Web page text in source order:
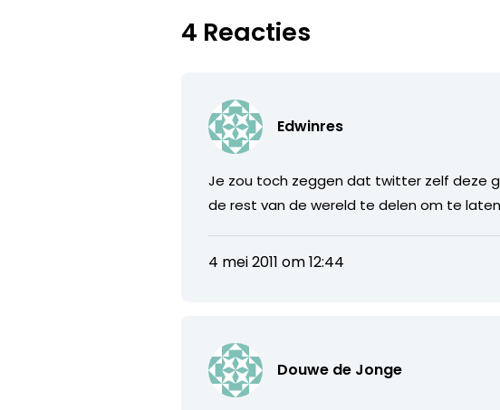
4 Reacties
Edwinres
Je zou toch zeggen dat twitter zelf deze
de rest van de wereld te delen om te
4 mei 2011 om 12:44
Douwe de Jonge